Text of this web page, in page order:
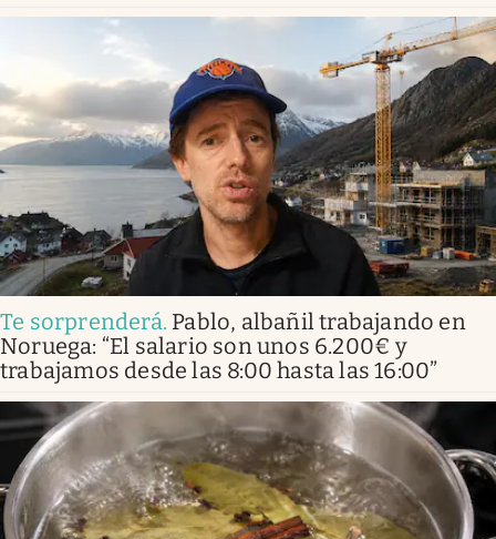
Te sorprenderá. Pablo, albañil trabajando en
Noruega: “El salario son unos 6.200€ y
trabajamos desde las 8:00 hasta las 16:00”